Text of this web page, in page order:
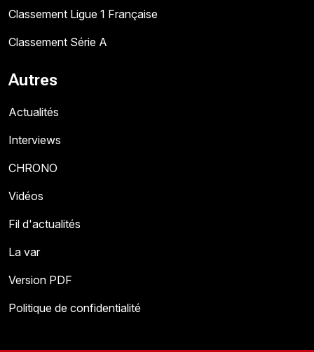
Classement Ligue 1 Française
Classement Série A
Autres
Actualités
Interviews
CHRONO
Vidéos
Fil d'actualités
La var
Version PDF
Politique de confidentialité